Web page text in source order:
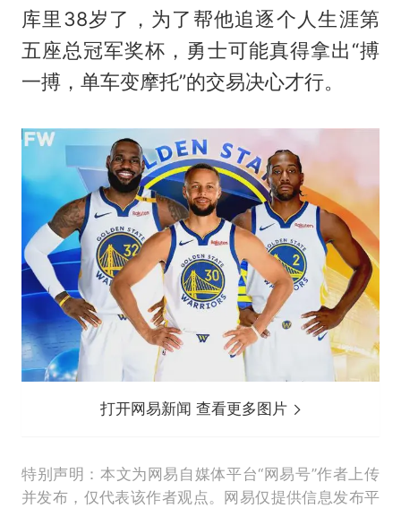
库里38岁了，为了帮他追逐个人生涯第
五座总冠军奖杯，勇士可能真得拿出“搏
一搏，单车变摩托”的交易决心才行。
打开网易新闻 查看更多图片
特别声明：本文为网易自媒体平台“网易号”作者上传
并发布，仅代表该作者观点。网易仅提供信息发布平